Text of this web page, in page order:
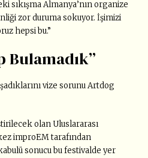
sıkışma Almanya’nın organize
zor duruma sokuyor. İşimizi
hepsi bu.”
Bulamadık”
vize sorunu Artdog
olan Uluslararası
improEM tarafından
sonucu bu festivalde yer